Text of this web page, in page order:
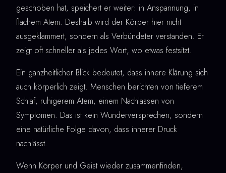
geschoben hat, speichert er weiter: in Anspannung, in
flachem Atem. Deshalb wird der Körper hier nicht
ausgeklammert, sondern als Verbündeter verstanden. Er
zeigt oft schneller als jedes Wort, wo etwas festsitzt.
Ein ganzheitlicher Blick bedeutet, dass innere Klärung sich
auch körperlich zeigt. Menschen berichten von tieferem
Schlaf, ruhigerem Atem, einem Nachlassen von
Symptomen. Das ist kein Wunderversprechen, sondern
eine natürliche Folge davon, dass innerer Druck
nachlässt.
Wenn Körper und Geist wieder zusammenfinden,